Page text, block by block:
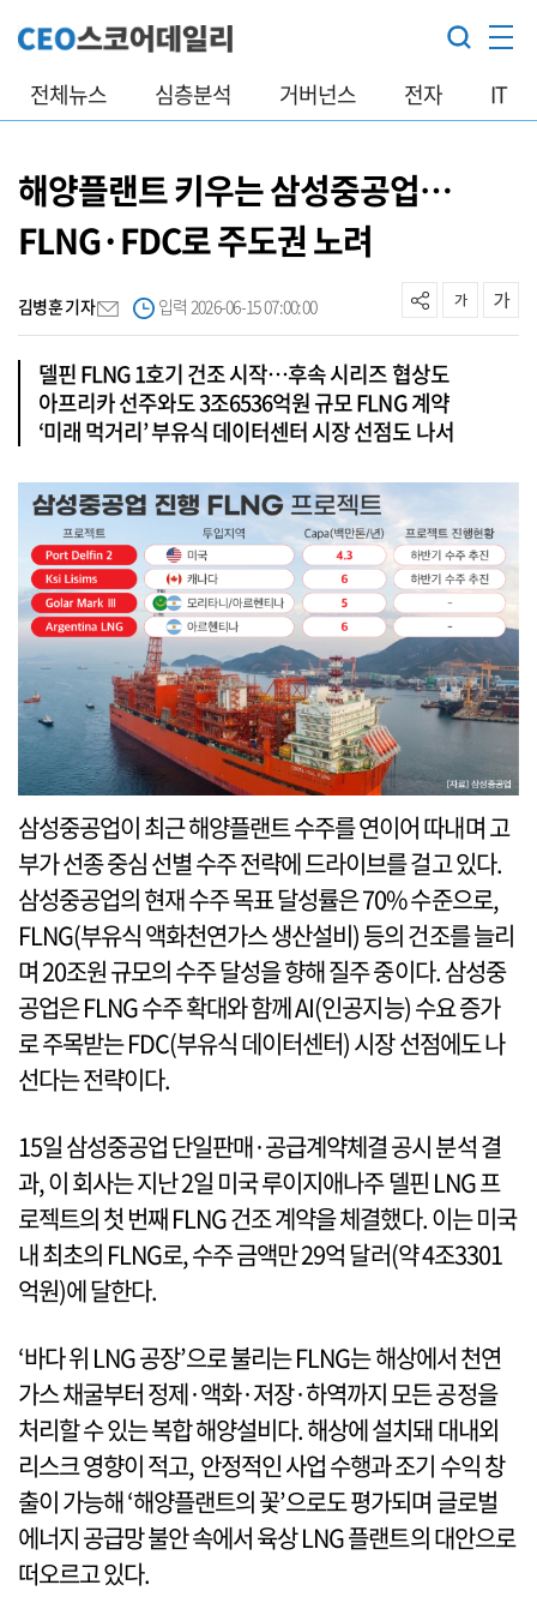
전체뉴스 심층분석 거버넌스 전자 IT
해양플랜트 키우는 삼성중공업…
FLNG·FDC로 주도권 노려
김병훈 기자 입력 2026-06-15 07:00:00
델핀 FLNG 1호기 건조 시작…후속 시리즈 협상도
아프리카 선주와도 3조6536억원 규모 FLNG 계약
‘미래 먹거리’ 부유식 데이터센터 시장 선점도 나서
삼성중공업이 최근 해양플랜트 수주를 연이어 따내며 고
부가 선종 중심 선별 수주 전략에 드라이브를 걸고 있다.
삼성중공업의 현재 수주 목표 달성률은 70% 수준으로,
FLNG(부유식 액화천연가스 생산설비) 등의 건조를 늘리
며 20조원 규모의 수주 달성을 향해 질주 중이다. 삼성중
공업은 FLNG 수주 확대와 함께 AI(인공지능) 수요 증가
로 주목받는 FDC(부유식 데이터센터) 시장 선점에도 나
선다는 전략이다.
15일 삼성중공업 단일판매·공급계약체결 공시 분석 결
과, 이 회사는 지난 2일 미국 루이지애나주 델핀 LNG 프
로젝트의 첫 번째 FLNG 건조 계약을 체결했다. 이는 미국
내 최초의 FLNG로, 수주 금액만 29억 달러(약 4조3301
억원)에 달한다.
‘바다 위 LNG 공장’으로 불리는 FLNG는 해상에서 천연
가스 채굴부터 정제·액화·저장·하역까지 모든 공정을
처리할 수 있는 복합 해양설비다. 해상에 설치돼 대내외
리스크 영향이 적고, 안정적인 사업 수행과 조기 수익 창
출이 가능해 ‘해양플랜트의 꽃’으로도 평가되며 글로벌
에너지 공급망 불안 속에서 육상 LNG 플랜트의 대안으로
떠오르고 있다.